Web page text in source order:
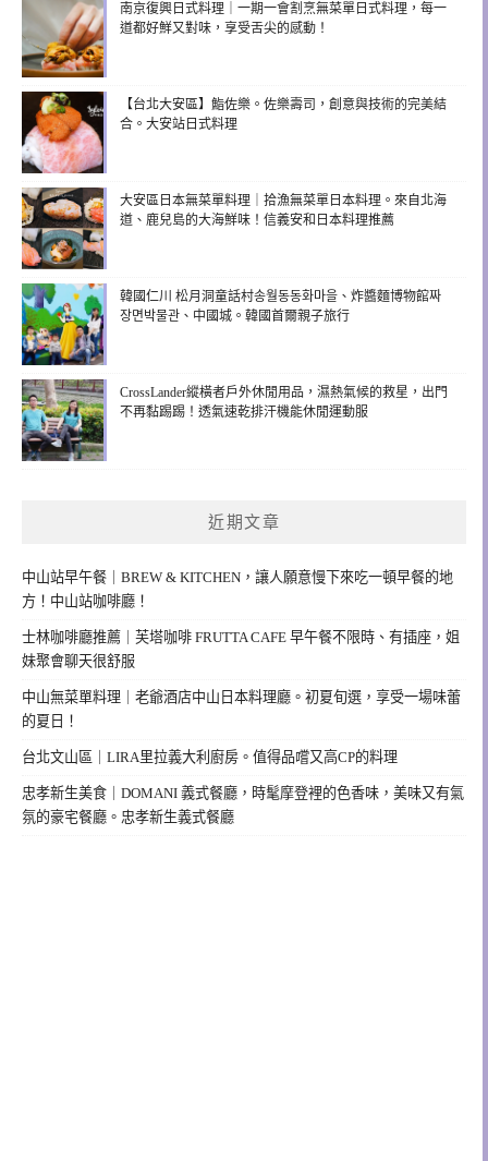
南京復興日式料理｜一期一會割烹無菜單日式料理，每一
道都好鮮又對味，享受舌尖的感動！
【台北大安區】鮨佐樂。佐樂壽司，創意與技術的完美結
合。大安站日式料理
大安區日本無菜單料理｜拾漁無菜單日本料理。來自北海
道、鹿兒島的大海鮮味！信義安和日本料理推薦
韓國仁川 松月洞童話村송월동동화마을、炸醬麵博物館짜
장면박물관、中國城。韓國首爾親子旅行
CrossLander縱橫者戶外休閒用品，濕熱氣候的救星，出門
不再黏踢踢！透氣速乾排汗機能休閒運動服
近期文章
中山站早午餐｜BREW & KITCHEN，讓人願意慢下來吃一頓早餐的地
方！中山站咖啡廳！
士林咖啡廳推薦｜芙塔咖啡 FRUTTA CAFE 早午餐不限時、有插座，姐
妹聚會聊天很舒服
中山無菜單料理｜老爺酒店中山日本料理廳。初夏旬選，享受一場味蕾
的夏日！
台北文山區｜LIRA里拉義大利廚房。值得品嚐又高CP的料理
忠孝新生美食｜DOMANI 義式餐廳，時髦摩登裡的色香味，美味又有氣
氛的豪宅餐廳。忠孝新生義式餐廳